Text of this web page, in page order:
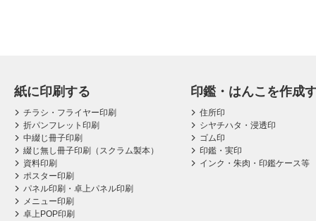
紙に印刷する
チラシ・フライヤー印刷
折パンフレット印刷
中綴じ冊子印刷
綴じ無し冊子印刷（スクラム製本）
資料印刷
ポスター印刷
パネル印刷・卓上パネル印刷
メニュー印刷
卓上POP印刷
印鑑・はんこを作成
住所印
シヤチハタ・浸透印
ゴム印
印鑑・実印
インク・朱肉・印鑑ケース等